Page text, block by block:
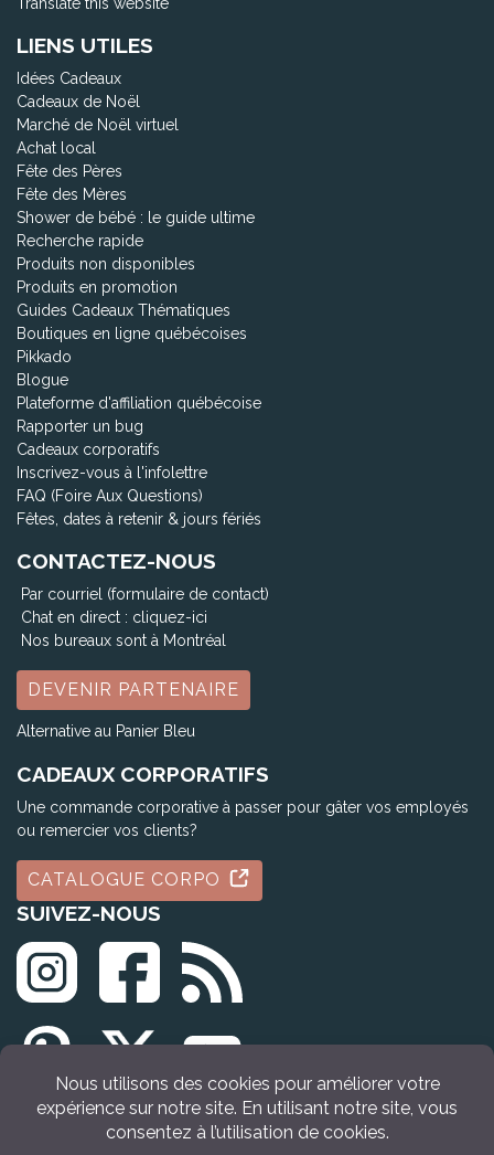
Translate this website
LIENS UTILES
Idées Cadeaux
Cadeaux de Noël
Marché de Noël virtuel
Achat local
Fête des Pères
Fête des Mères
Shower de bébé : le guide ultime
Recherche rapide
Produits non disponibles
Produits en promotion
Guides Cadeaux Thématiques
Boutiques en ligne québécoises
Pikkado
Blogue
Plateforme d'affiliation québécoise
Rapporter un bug
Cadeaux corporatifs
Inscrivez-vous à l'infolettre
FAQ (Foire Aux Questions)
Fêtes, dates à retenir & jours fériés
CONTACTEZ-NOUS
Par courriel (formulaire de contact)
Chat en direct : cliquez-ici
Nos bureaux sont à Montréal
DEVENIR PARTENAIRE
Alternative au Panier Bleu
CADEAUX CORPORATIFS
Une commande corporative à passer pour gâter vos employés
ou remercier vos clients?
CATALOGUE CORPO
SUIVEZ-NOUS